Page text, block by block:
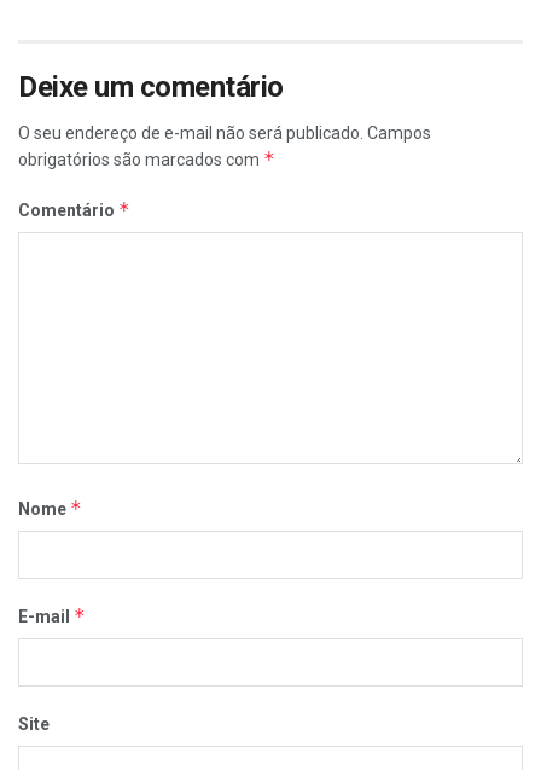
Deixe um comentário
O seu endereço de e-mail não será publicado. Campos
obrigatórios são marcados com *
Comentário *
Nome *
E-mail *
Site